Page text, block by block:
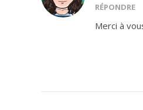
RÉPONDRE
Merci à